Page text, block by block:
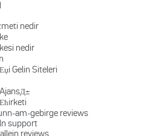
nedir
nedir
Gelin Siteleri
am-gebirge reviews
support
reviews